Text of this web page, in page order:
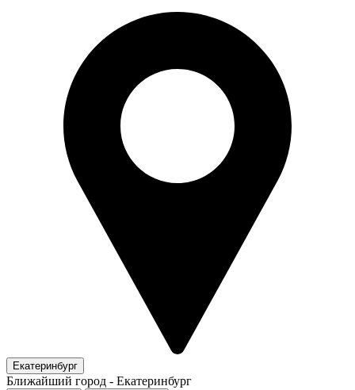
Екатеринбург
Ближайший город - Екатеринбург